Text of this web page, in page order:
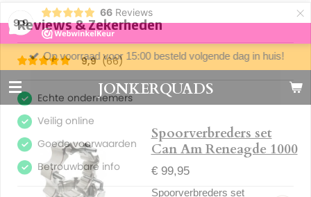
9,9
66 Reviews ×
JONKERQUADS
Op voorraad voor 15:00 besteld volgende dag in huis!
Spoorverbreders set
Can Am Reneagde 1000
€ 99,95
Spoorverbreders set